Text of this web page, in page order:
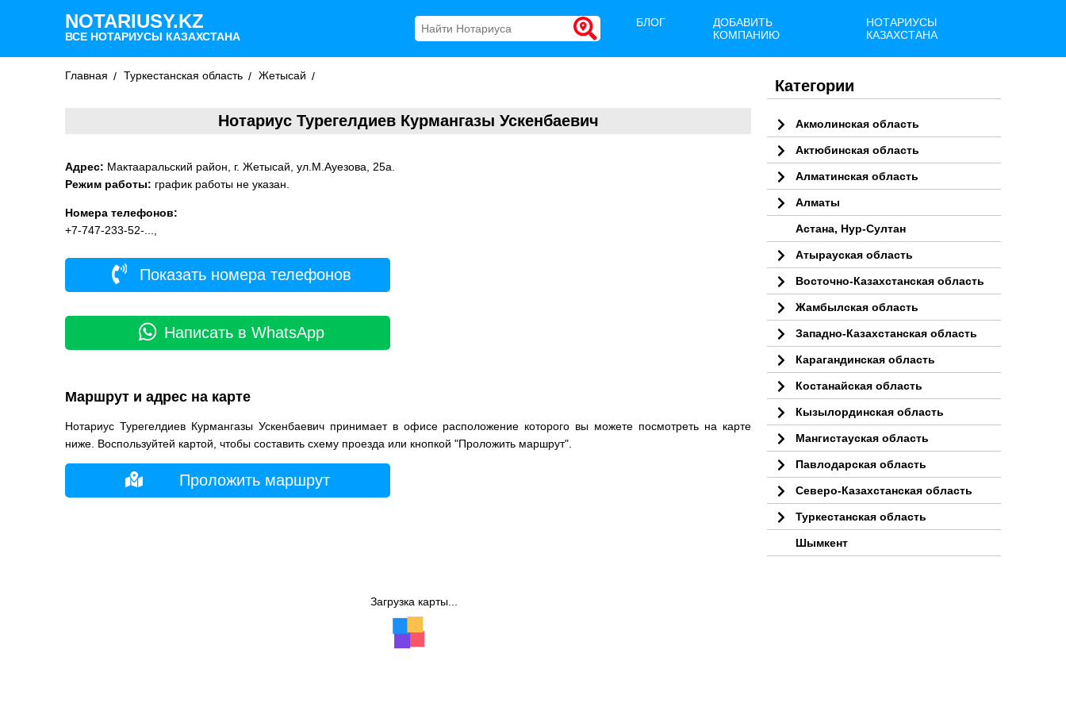
NOTARIUSY.KZ
ВСЕ НОТАРИУСЫ КАЗАХСТАНА
БЛОГ
ДОБАВИТЬ
КОМПАНИЮ
НОТАРИУСЫ
КАЗАХСТАНА
Главная Туркестанская область Жетысай
Нотариус Турегелдиев Курмангазы Ускенбаевич
Адрес: Мактааральский район, г. Жетысай, ул.М.Ауезова, 25а.
Режим работы: график работы не указан.
Номера телефонов:
+7-747-233-52-...,
Показать номера телефонов
Написать в WhatsApp
Маршрут и адрес на карте
Нотариус Турегелдиев Курмангазы Ускенбаевич принимает в офисе расположение которого вы можете посмотреть на карте
ниже. Воспользуйтей картой, чтобы составить схему проезда или кнопкой "Проложить маршрут".
Проложить маршрут
Загрузка карты...
Категории
Акмолинская область
Актюбинская область
Алматинская область
Алматы
Астана, Нур-Султан
Атырауская область
Восточно-Казахстанская область
Жамбылская область
Западно-Казахстанская область
Карагандинская область
Костанайская область
Кызылординская область
Мангистауская область
Павлодарская область
Северо-Казахстанская область
Туркестанская область
Шымкент